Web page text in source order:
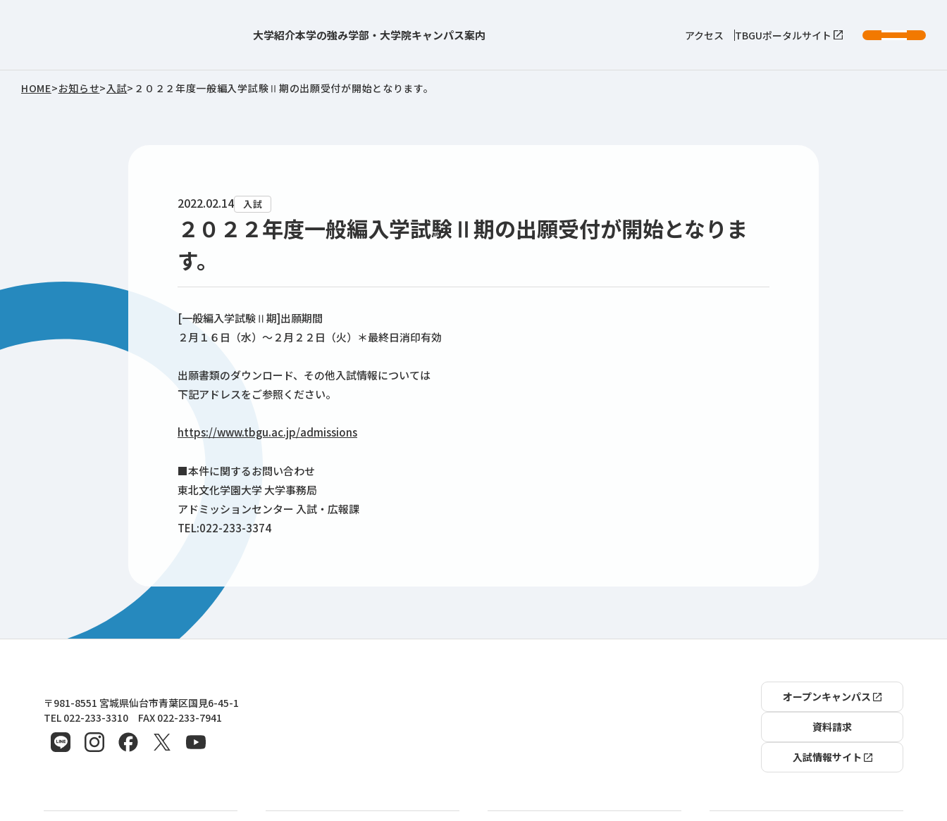
大学紹介本学の強み学部・大学院キャンパス案内 アクセス TBGUポータルサイト
HOME>お知らせ> 入試> ２０２２年度一般編入学試験Ⅱ期の出願受付が開始となります。
2022.02.14 入試
２０２２年度一般編入学試験Ⅱ期の出願受付が開始となりま
す。
[一般編入学試験Ⅱ期]出願期間
２月１６日（水）～２月２２日（火）＊最終日消印有効
出願書類のダウンロード、その他入試情報については
下記アドレスをご参照ください。
https://www.tbgu.ac.jp/admissions
■本件に関するお問い合わせ
東北文化学園大学 大学事務局
アドミッションセンター 入試・広報課
TEL:022-233-3374
東北文化学園大学
〒981-8551 宮城県仙台市青葉区国見6-45-1
TEL 022-233-3310 FAX 022-233-7941
オープンキャンパス
資料請求
入試情報サイト